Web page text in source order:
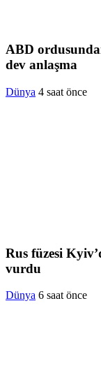
ABD
dev anlaşma
Dünya 4 saat önce
Rus füzesi
vurdu
Dünya 6 saat önce